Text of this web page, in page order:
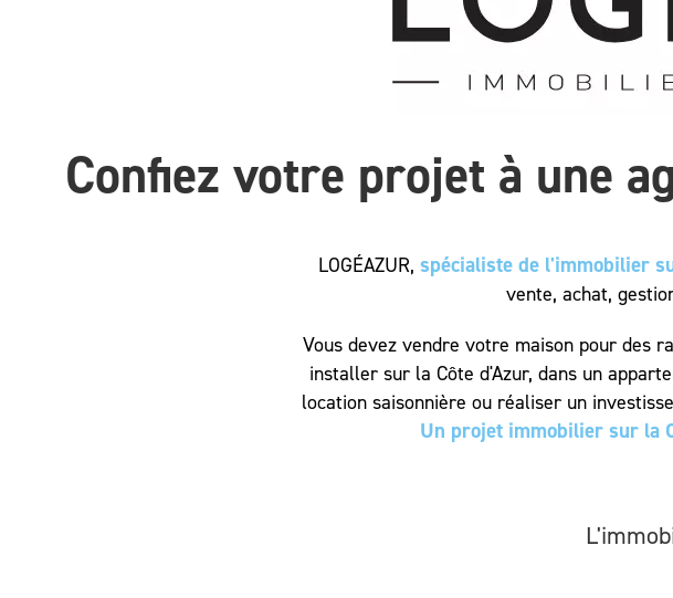
Confiez votre projet à une
LOGÉAZUR, spécialiste de l'immobilier
vente, achat,
Vous devez vendre votre maison pour des
installer sur la Côte d'Azur, dans un
location saisonnière ou réaliser un
Un projet immobilier sur la